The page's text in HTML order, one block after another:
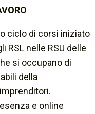
ciclo di corsi iniziato
RSL nelle RSU delle
si occupano di
della
e online